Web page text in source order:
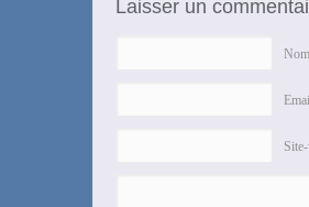
Laisser un